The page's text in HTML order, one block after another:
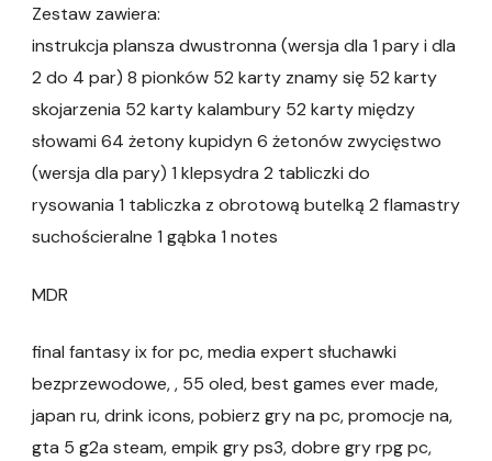
Zestaw zawiera:
instrukcja plansza dwustronna (wersja dla 1 pary i dla
2 do 4 par) 8 pionków 52 karty znamy się 52 karty
skojarzenia 52 karty kalambury 52 karty między
słowami 64 żetony kupidyn 6 żetonów zwycięstwo
(wersja dla pary) 1 klepsydra 2 tabliczki do
rysowania 1 tabliczka z obrotową butelką 2 flamastry
suchościeralne 1 gąbka 1 notes
MDR
final fantasy ix for pc, media expert słuchawki
bezprzewodowe, , 55 oled, best games ever made,
japan ru, drink icons, pobierz gry na pc, promocje na,
gta 5 g2a steam, empik gry ps3, dobre gry rpg pc,